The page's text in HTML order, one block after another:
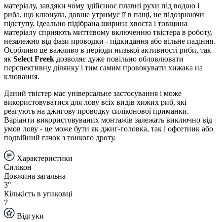
матеріалу, завдяки чому здійснює плавні рухи під водою і
риба, що клюнула, довше утримує її в пащі, не підозрюючи
підступу. Ідеально підібрана ширина хвоста і товщина
матеріалу сприяють миттєвому включенню твістера в роботу,
незалежно від фази проводки - підкидання або вільне падіння.
Особливо це важливо в періоди низької активності риби, так
як Select Freek дозволяє дуже повільно обловлювати
перспективну ділянку і тим самим провокувати хижака на
клювання.
Даний твістер має універсальне застосування і може
використовуватися для лову всіх видів хижих риб, які
реагують на джигову проводку силіконової приманки.
Варіанти використовуваних монтажів залежать виключно від
умов лову - це може бути як джиг-головка, так і офсетник або
подвійний гачок з тонкого дроту.
Характеристики
Силікон
Довжина загальна
3"
Кількість в упаковці
7
Відгуки